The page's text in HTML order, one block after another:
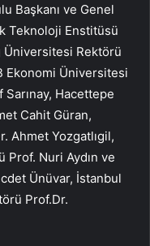
Başkanı ve Genel
Teknoloji Enstitüsü
Üniversitesi Rektörü
Ekonomi Üniversitesi
Hacettepe
Cahit Güran,
Ahmet Yozgatlıgil,
Prof. Nuri Aydın ve
Ünüvar, İstanbul
Prof.Dr.